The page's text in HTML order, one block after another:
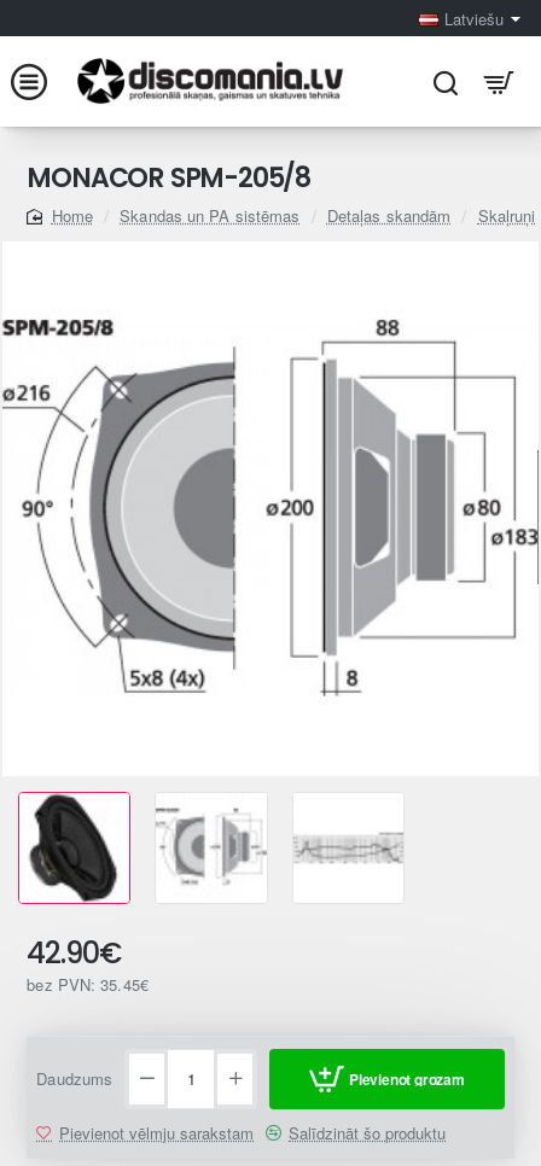
Latviešu
MONACOR SPM-205/8
home
Skandas un PA sistēmas Detaļas skandām Skaļruņi
42.90€
bez PVN: 35.45€
Daudzums Pievienot grozam
Pievienot vēlmju sarakstam Salīdzināt šo produktu